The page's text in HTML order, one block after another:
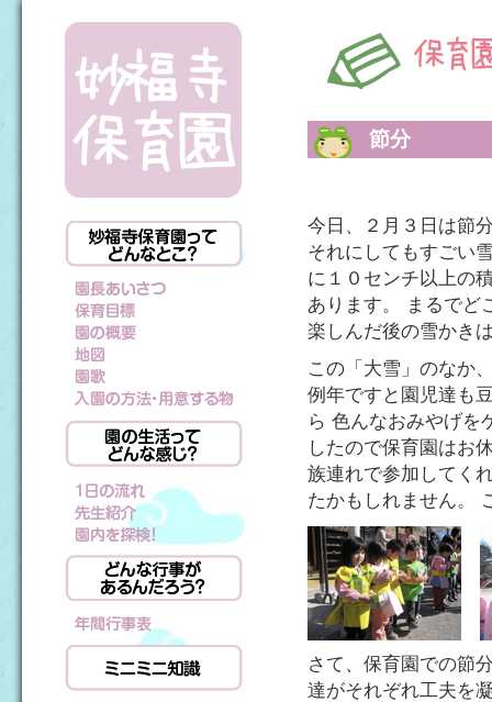
節分
今日、２月３日は節
それにしてもすごい
に１０センチ以上の
あります。 まるでど
楽しんだ後の雪かき
この「大雪」のなか
例年ですと園児達も
ら 色んなおみやげを
したので保育園はお
族連れで参加してく
たかもしれません。
さて、保育園での節
達がそれぞれ工夫を